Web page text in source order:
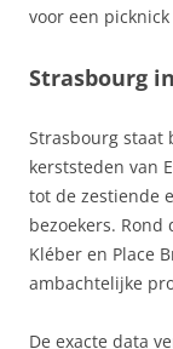
voor een
Strasbourg
Strasbourg staat
kerststeden van
tot de zestiende
bezoekers. Rond
Kléber en Place
ambachtelijke
De exacte data